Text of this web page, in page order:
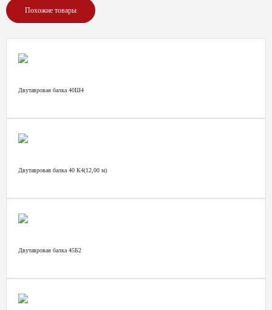
Похожие товары
Двутавровая балка 40Ш4
Двутавровая балка 40 К4(12,00 м)
Двутавровая балка 45Б2